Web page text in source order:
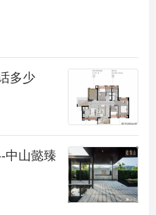
码头双桥双站四快线四
马鞍岛，2 年后建成，坐
部外环 10 分钟即达;港
钟即达。
多少
中山懿臻